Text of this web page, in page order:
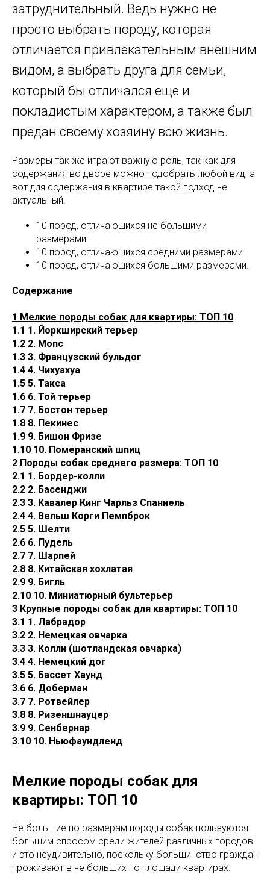
затруднительный. Ведь нужно не
просто выбрать породу, которая
отличается привлекательным внешним
видом, а выбрать друга для семьи,
который бы отличался еще и
покладистым характером, а также был
предан своему хозяину всю жизнь.
Размеры так же играют важную роль, так как для
содержания во дворе можно подобрать любой вид, а
вот для содержания в квартире такой подход не
актуальный.
10 пород, отличающихся не большими
размерами.
10 пород, отличающихся средними размерами.
10 пород, отличающихся большими размерами.
Содержание
1 Мелкие породы собак для квартиры: ТОП 10
1.1 1. Йоркширский терьер
1.2 2. Мопс
1.3 3. Французский бульдог
1.4 4. Чихуахуа
1.5 5. Такса
1.6 6. Той терьер
1.7 7. Бостон терьер
1.8 8. Пекинес
1.9 9. Бишон Фризе
1.10 10. Померанский шпиц
2 Породы собак среднего размера: ТОП 10
2.1 1. Бордер-колли
2.2 2. Басенджи
2.3 3. Кавалер Кинг Чарльз Спаниель
2.4 4. Вельш Корги Пемпброк
2.5 5. Шелти
2.6 6. Пудель
2.7 7. Шарпей
2.8 8. Китайская хохлатая
2.9 9. Бигль
2.10 10. Миниатюрный бультерьер
3 Крупные породы собак для квартиры: ТОП 10
3.1 1. Лабрадор
3.2 2. Немецкая овчарка
3.3 3. Колли (шотландская овчарка)
3.4 4. Немецкий дог
3.5 5. Бассет Хаунд
3.6 6. Доберман
3.7 7. Ротвейлер
3.8 8. Ризеншнауцер
3.9 9. Сенбернар
3.10 10. Ньюфаундленд
Мелкие породы собак для
квартиры: ТОП 10
Не большие по размерам породы собак пользуются
большим спросом среди жителей различных городов
и это неудивительно, поскольку большинство граждан
проживают в не больших по площади квартирах.